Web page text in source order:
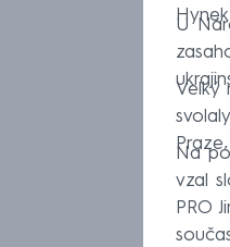
U
Velký
Na
vzal
PRO